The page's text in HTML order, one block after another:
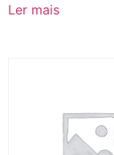
Ler mais